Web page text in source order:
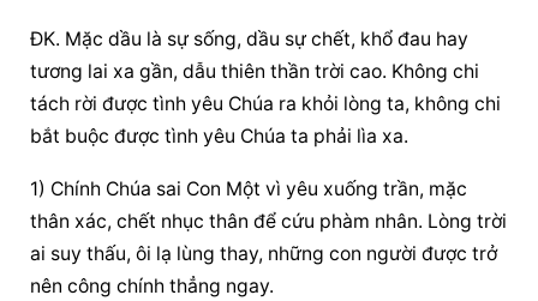
ĐK. Mặc dầu là sự sống, dầu sự chết, khổ đau hay
tương lai xa gần, dẫu thiên thần trời cao. Không chi
tách rời được tình yêu Chúa ra khỏi lòng ta, không chi
bắt buộc được tình yêu Chúa ta phải lìa xa.
1) Chính Chúa sai Con Một vì yêu xuống trần, mặc
thân xác, chết nhục thân để cứu phàm nhân. Lòng trời
ai suy thấu, ôi lạ lùng thay, những con người được trở
nên công chính thẳng ngay.